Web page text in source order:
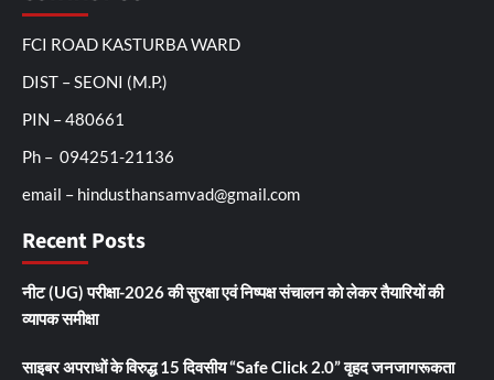
FCI ROAD KASTURBA WARD
DIST – SEONI (M.P.)
PIN – 480661
Ph – 094251-21136
email – hindusthansamvad@gmail.com
Recent Posts
नीट (UG) परीक्षा-2026 की सुरक्षा एवं निष्पक्ष संचालन को लेकर तैयारियों की
व्यापक समीक्षा
साइबर अपराधों के विरुद्ध 15 दिवसीय “Safe Click 2.0” वृहद जनजागरूकता